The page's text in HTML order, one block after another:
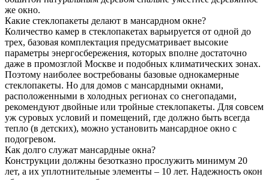
же окно.
Какие стеклопакеты делают в мансардном окне?
Количество камер в стеклопакетах варьируется от одной до
трех, базовая комплектация предусматривает высокие
параметры энергосбережения, которых вполне достаточно
даже в промозглой Москве и подобных климатических зонах.
Поэтому наиболее востребованы базовые однокамерные
стеклопакеты. Но для домов с мансардными окнами,
расположенными в холодных регионах со снегопадами,
рекомендуют двойные или тройные стеклопакеты. Для совсем
уж суровых условий и помещений, где должно быть всегда
тепло (в детских), можно установить мансардное окно с
подогревом.
Как долго служат мансардные окна?
Конструкции должны безотказно прослужить минимум 20
лет, а их уплотнительные элементы – 10 лет. Надежность окон